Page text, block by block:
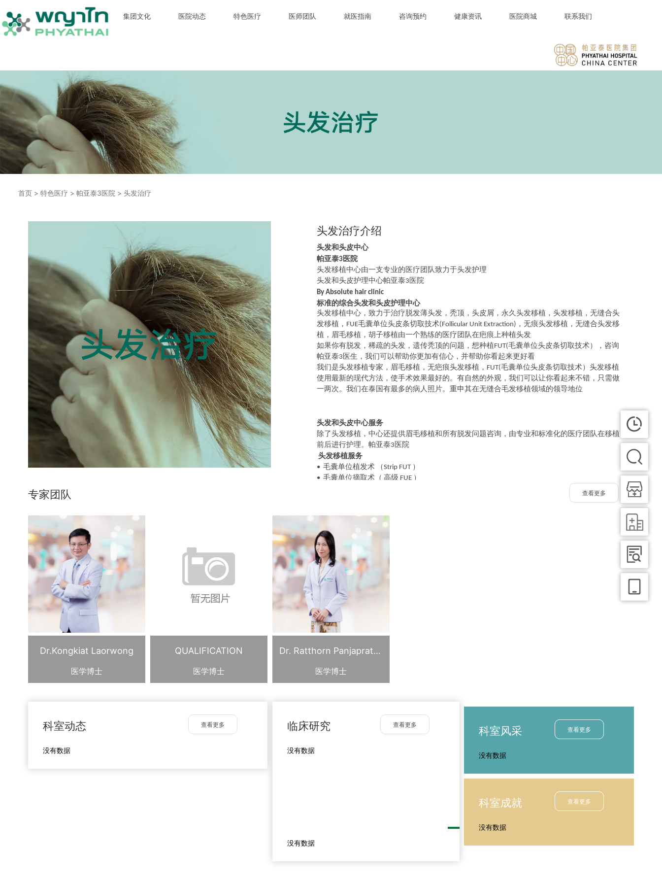
集团文化 医院动态 特色医疗 医师团队 就医指南 咨询预约 健康资讯 医院商城 联系我们
首页 > 特色医疗 > 帕亚泰3医院 > 头发治疗
头发治疗介绍
头发和头皮中心
帕亚泰3 医院
头发移植中心由一支专业的医疗团队致力于头发护理
头发和头皮护理中心帕亚泰3 医院
By Absolute hair clinic
标准的综合头发和头皮护理中心
头发移植中心，致力于治疗脱发薄头发，秃顶，头皮屑，永久头发移植，头发移植，无缝合头
发移植， FUE毛囊单位头皮条切取技术(Follicular Unit Extraction) ，无痕头发移植，无缝合头发移
植，眉毛移植，胡子移植由一个熟练的医疗团队在疤痕上种植头发
如果你有脱发，稀疏的头发，遗传秃顶的问题，想种植FUT(毛囊单位头皮条切取技术）
，咨询
帕亚泰3 医生，我们可以帮助你更加有信心，并帮助你看起来更好看
我们是头发移植专家，眉毛移植，无疤痕头发移植， FUT(毛囊单位头皮条切取技术） 头发移植
使用最新的现代方法，使手术效果最好的。 有自然的外观，我们可以让你看起来不错，只需做
一两次。我们在泰国有最多的病人照片。 重申其在无缝合毛发移植领域的领导地位
头发和头皮中心服务
除了头发移植，中心还提供眉毛移植和所有脱发问题咨询，由专业和标准化的医疗团队在移植
前后进行护理。 帕亚泰3 医院
头发移植服务
• 毛囊单位植发术 （Strip FUT ）
• 毛囊单位摘取术 （ 高级 FUE ）
消毒洗发水和消炎药使用洗发水，并在头发移植前服用
照LED 生物光 次，
永久头发移植后产品包括消炎药、止痛药、安眠药、洗发水、凝胶、纱布
头发移植后服务
复诊以跟进治疗
其他服务
眉毛、
移植或胡须等，
Eyebrow, donor shaved FUE
眉毛 捐献者刮除
Eyebrow, long hair FUE
眉毛、长发
供体胡须、胸毛至头皮
体毛移植，剃光
专家团队 查看更多
Dr.Kongkiat Laorwong
医学博士
QUALIFICATION
医学博士
Dr. Ratthorn Panjaprateep
医学博士
科室动态 查看更多
没有数据
临床研究 查看更多
没有数据
没有数据
科室风采 查看更多
没有数据
科室成就 查看更多
没有数据